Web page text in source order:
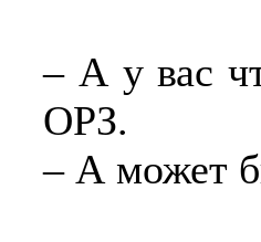
– А у вас
ОРЗ.
– А может